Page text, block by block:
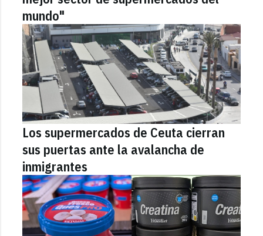
mundo"
Los supermercados de Ceuta cierran
sus puertas ante la avalancha de
inmigrantes